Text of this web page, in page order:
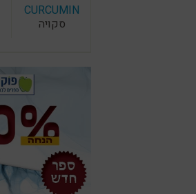
CURCUMIN
סקויה